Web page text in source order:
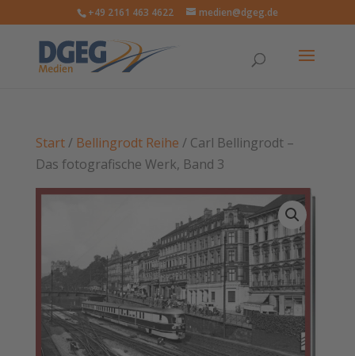
+49 2161 463 4622 medien@dgeg.de
Start/ Bellingrodt Reihe / Carl Bellingrodt –
Das fotografische Werk, Band 3